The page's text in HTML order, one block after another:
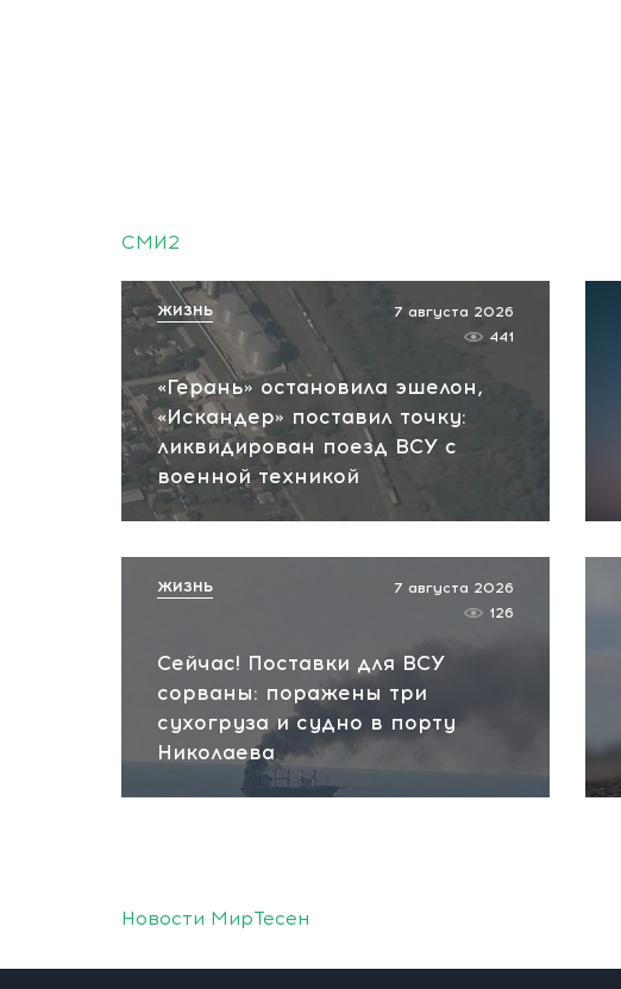
СМИ2
«Герань» остановила эшелон,
«Искандер» поставил точку:
ликвидирован поезд ВСУ с
военной техникой
7 августа 2026
441
ЖИЗНЬ
Сейчас! Поставки для ВСУ
сорваны: поражены три
сухогруза и судно в порту
Николаева
7 августа 2026
126
ЖИЗНЬ
Новости МирТесен